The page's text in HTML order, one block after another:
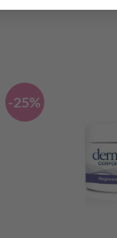
-25%